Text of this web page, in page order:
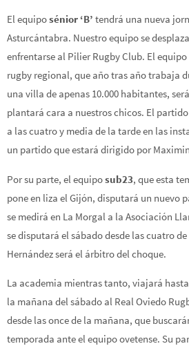
El equiposénior ‘B’ tendrá una nueva
Asturcántabra. Nuestro equipo se
enfrentarse al Pilier Rugby Club. El
rugby regional, que año tras año trabaja
una villa de apenas 10.000 habitantes,
plantará cara a nuestros chicos. El
a las cuatro y media de la tarde en las
un partido que estará dirigido por
Por su parte, el equiposub23, que esta
pone en liza el Gijón, disputará un nuevo
se medirá en La Morgal a la Asociación
se disputará el sábado desde las cuatro
Hernández será el árbitro del choque.
La academia mientras tanto, viajará
la mañana del sábado al Real Oviedo
desde las once de la mañana, que
temporada ante el equipo ovetense. Su